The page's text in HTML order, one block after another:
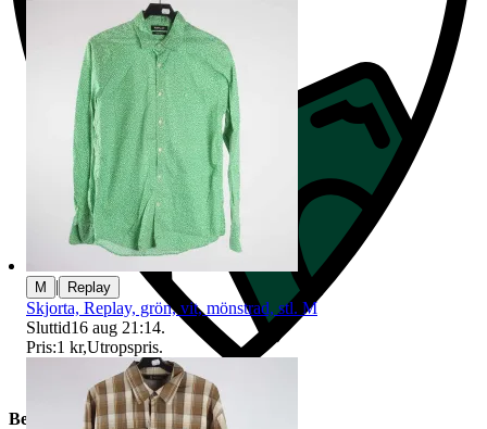
Beskrivning
M | Replay
Skjorta, Replay, grön, vit, mönstrad, stl. M
Sluttid16 aug 21:14.
Pris:1 kr,Utropspris.